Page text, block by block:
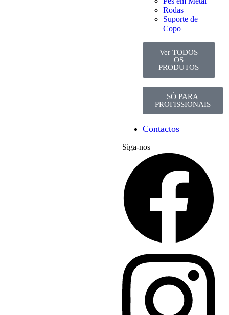
Rodas
Suporte de
Copo
Ver TODOS
OS
PRODUTOS
SÓ PARA
PROFISSIONAIS
Contactos
Siga-nos